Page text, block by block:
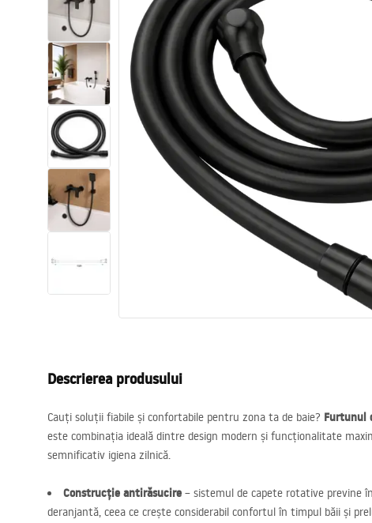
Rigole Liniare
Vase WC si Bideuri
Lavoare
Cazi cu paravane
Baterii sanitare
Dusuri
Descrierea produsului
Cauți soluții fiabile și confortabile pentru zona ta de baie? Furtunul
este combinația ideală dintre design modern și funcționalitate
semnificativ igiena zilnică.
Construcție antirăsucire – sistemul de capete rotative previne
deranjantă, ceea ce crește considerabil confortul în timpul băii și